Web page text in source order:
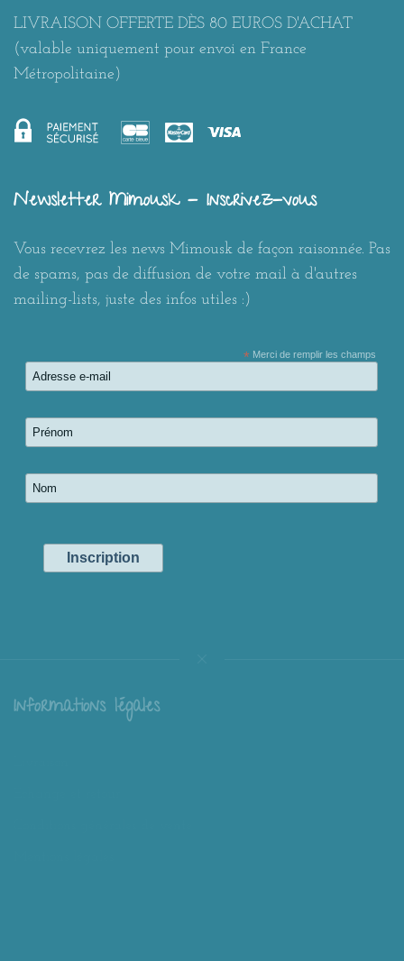
LIVRAISON OFFERTE DÈS 80 EUROS D'ACHAT
(valable uniquement pour envoi en France
Métropolitaine)
Newsletter Mimousk - Inscrivez-vous
Vous recevrez les news Mimousk de façon raisonnée. Pas
de spams, pas de diffusion de votre mail à d'autres
mailing-lists, juste des infos utiles :)
* Merci de remplir les champs
Informations légales